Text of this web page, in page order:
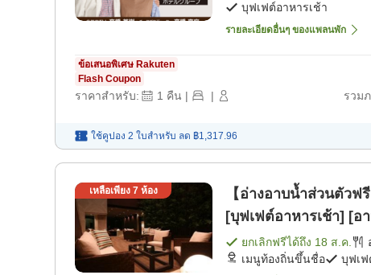
บุฟเฟต์อาหารเช้า
รายละเอียดอื่นๆ ของแพลนพัก
ข้อเสนอพิเศษ Rakuten
Flash Coupon
ราคาสำหรับ: 1 คืน | | รวม
ใช้คูปอง 2 ใบสำหรับ ลด ฿1,317.96
เหลือเพียง 7ห้อง
【อ่างอาบน้ำส่วนตัว
[บุฟเฟต์อาหารเช้า] [อ
ยกเลิกฟรีได้ถึง 18 ส.ค.
เมนูท้องถิ่นขึ้นชื่อ
บุฟเฟ